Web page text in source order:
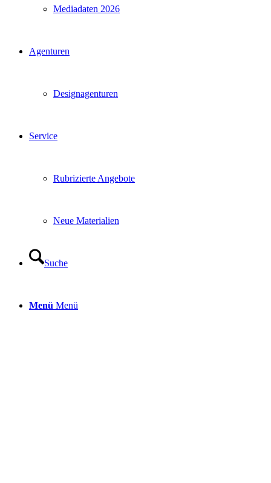
Mediadaten 2026
Agenturen
Designagenturen
Service
Rubrizierte Angebote
Neue Materialien
Suche
Menü Menü